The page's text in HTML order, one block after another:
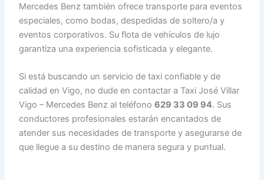
Mercedes Benz también ofrece transporte para eventos
especiales, como bodas, despedidas de soltero/a y
eventos corporativos. Su flota de vehículos de lujo
garantiza una experiencia sofisticada y elegante.
Si está buscando un servicio de taxi confiable y de
calidad en Vigo, no dude en contactar a Taxi José Villar
Vigo – Mercedes Benz al teléfono629 33 09 94. Sus
conductores profesionales estarán encantados de
atender sus necesidades de transporte y asegurarse de
que llegue a su destino de manera segura y puntual.